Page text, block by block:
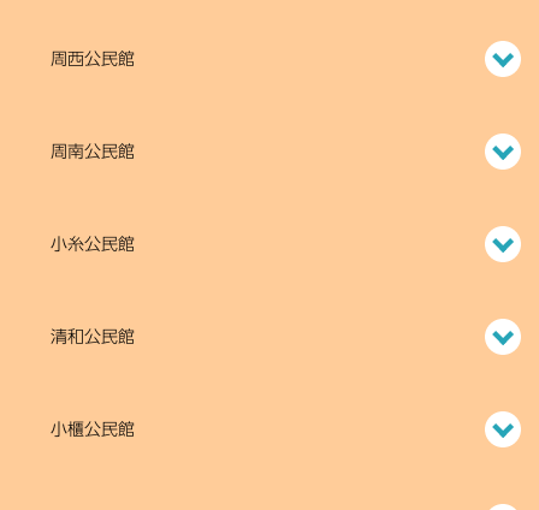
周西公民館
周南公民館
小糸公民館
清和公民館
小櫃公民館